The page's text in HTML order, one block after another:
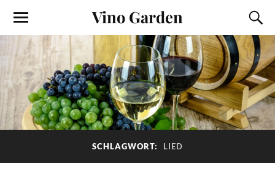
Vino Garden
SCHLAGWORT: LIED